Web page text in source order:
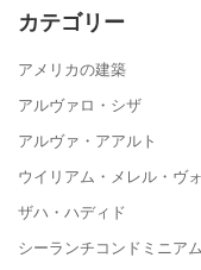
カテゴリー
アメリカの建築
アルヴァロ・シザ
アルヴァ・アアルト
ウイリアム・メレル・ヴ
ザハ・ハディド
シーランチコンドミニア